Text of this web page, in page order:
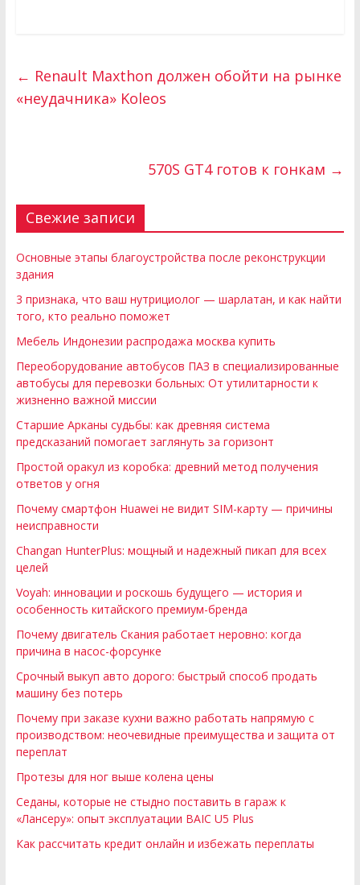
← Renault Maxthon должен обойти на рынке
«неудачника» Koleos
570S GT4 готов к гонкам →
Свежие записи
Основные этапы благоустройства после реконструкции
здания
3 признака, что ваш нутрициолог — шарлатан, и как найти
того, кто реально поможет
Мебель Индонезии распродажа москва купить
Переоборудование автобусов ПАЗ в специализированные
автобусы для перевозки больных: От утилитарности к
жизненно важной миссии
Старшие Арканы судьбы: как древняя система
предсказаний помогает заглянуть за горизонт
Простой оракул из коробка: древний метод получения
ответов у огня
Почему смартфон Huawei не видит SIM-карту — причины
неисправности
Changan HunterPlus: мощный и надежный пикап для всех
целей
Voyah: инновации и роскошь будущего — история и
особенность китайского премиум-бренда
Почему двигатель Скания работает неровно: когда
причина в насос-форсунке
Срочный выкуп авто дорого: быстрый способ продать
машину без потерь
Почему при заказе кухни важно работать напрямую с
производством: неочевидные преимущества и защита от
переплат
Протезы для ног выше колена цены
Седаны, которые не стыдно поставить в гараж к
«Лансеру»: опыт эксплуатации BAIC U5 Plus
Как рассчитать кредит онлайн и избежать переплаты